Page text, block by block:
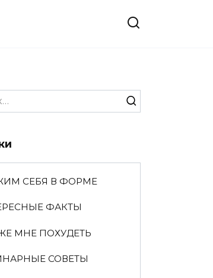
СЕБЯ В ФОРМЕ
ФАКТЫ
МНЕ ПОХУДЕТЬ
СОВЕТЫ